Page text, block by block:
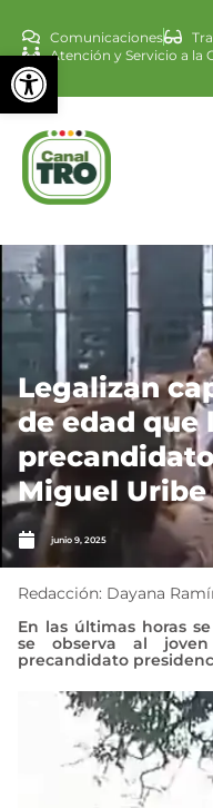
Abrir
Comunicaciones
Atención y Servicio a la
Legalizan
de edad que
Miguel Uribe
junio 9, 2025
Redacción: Dayana
En las últimas horas
se observa al joven
precandidato